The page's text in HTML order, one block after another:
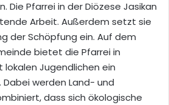
Die Pfarrei in der Diözese Jasikan
Arbeit. Außerdem setzt sie
der Schöpfung ein. Auf dem
bietet die Pfarrei in
Jugendlichen ein
werden Land- und
dass sich ökologische